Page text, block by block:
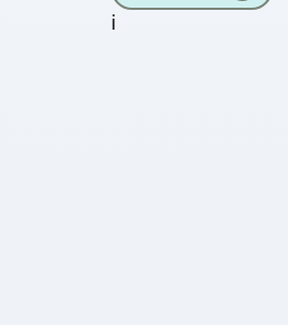
i